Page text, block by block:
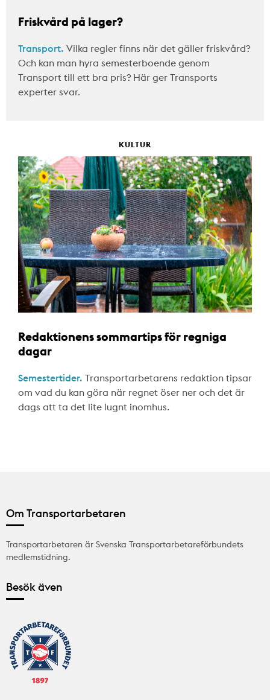
Friskvård på lager?
Transport. Vilka regler finns när det gäller friskvård?
Och kan man hyra semesterboende genom
Transport till ett bra pris? Här ger Transports
experter svar.
KULTUR
Redaktionens sommartips för regniga
dagar
Semestertider. Transportarbetarens redaktion tipsar
om vad du kan göra när regnet öser ner och det är
dags att ta det lite lugnt inomhus.
Om Transportarbetaren
Transportarbetaren är Svenska Transportarbetareförbundets
medlemstidning.
Besök även